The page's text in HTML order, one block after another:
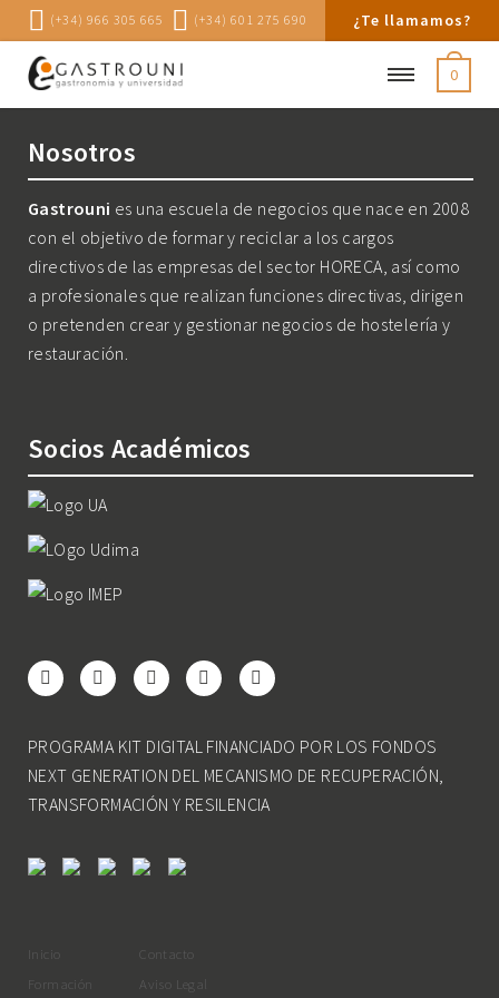
(+34) 966 305 665 (+34) 601 275 690 ¿Te llamamos?
0
Nosotros
Gastrouni es una escuela de negocios que nace en 2008
con el objetivo de formar y reciclar a los cargos
directivos de las empresas del sector HORECA, así como
a profesionales que realizan funciones directivas, dirigen
o pretenden crear y gestionar negocios de hostelería y
restauración.
Socios Académicos
PROGRAMA KIT DIGITAL FINANCIADO POR LOS FONDOS
NEXT GENERATION DEL MECANISMO DE RECUPERACIÓN,
TRANSFORMACIÓN Y RESILENCIA
Inicio
Formación
Contacto
Aviso Legal